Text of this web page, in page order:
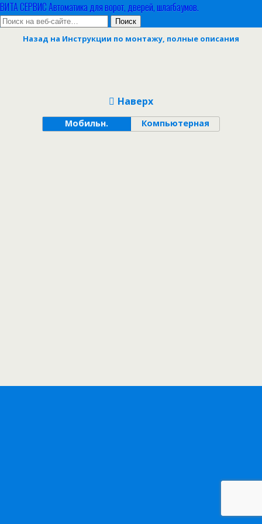
ВИТА СЕРВИС Автоматика для ворот, дверей, шлагбаумов.
Назад на Инструкции по монтажу, полные описания
Наверх
Мобильн. Компьютерная